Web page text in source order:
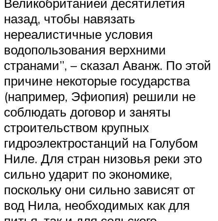
Великобританией десятилетия
назад, чтобы навязать
нереалистичные условия
водопользования верхними
странами”, – сказал Аванж. По этой
причине некоторые государства
(например, Эфиопия) решили не
соблюдать договор и заняты
строительством крупных
гидроэлектростанций на Голубом
Ниле. Для стран низовья реки это
сильно ударит по экономике,
поскольку они сильно зависят от
вод Нила, необходимых как для